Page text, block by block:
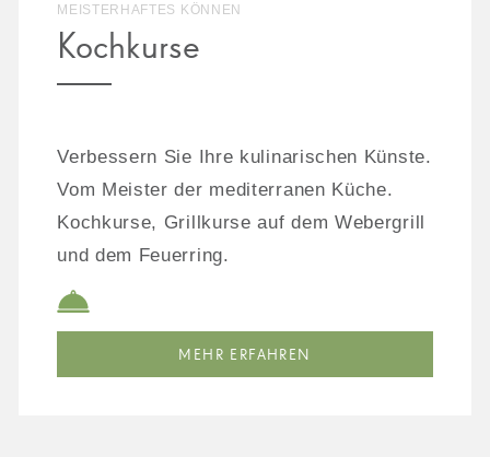
MEISTERHAFTES KÖNNEN
Kochkurse
Verbessern Sie Ihre kulinarischen Künste.
Vom Meister der mediterranen Küche.
Kochkurse, Grillkurse auf dem Webergrill
und dem Feuerring.
MEHR ERFAHREN